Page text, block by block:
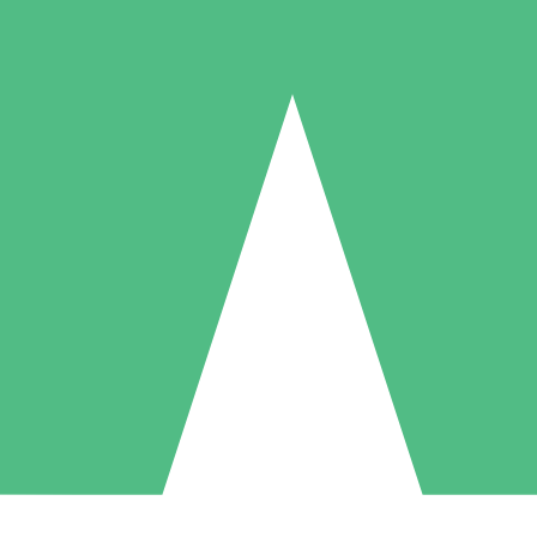
Individuelle Credit-Pakete
nach Bedarf mit Download-Credits. Keine monatliche Verpflichtung